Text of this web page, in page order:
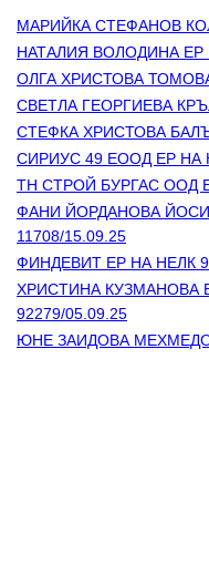
МАРИЙКА СТЕФАНОВ
НАТАЛИЯ ВОЛОДИНА ЕР
ОЛГА ХРИСТОВА
СВЕТЛА ГЕОРГИЕВА
СТЕФКА ХРИСТОВА
СИРИУС 49 ЕООД ЕР НА
ТН СТРОЙ БУРГАС ООД
ФАНИ ЙОРДАНОВА
11708/15.09.25
ФИНДЕВИТ ЕР НА НЕЛК
ХРИСТИНА КУЗМАНОВА
92279/05.09.25
ЮНЕ ЗАИДОВА